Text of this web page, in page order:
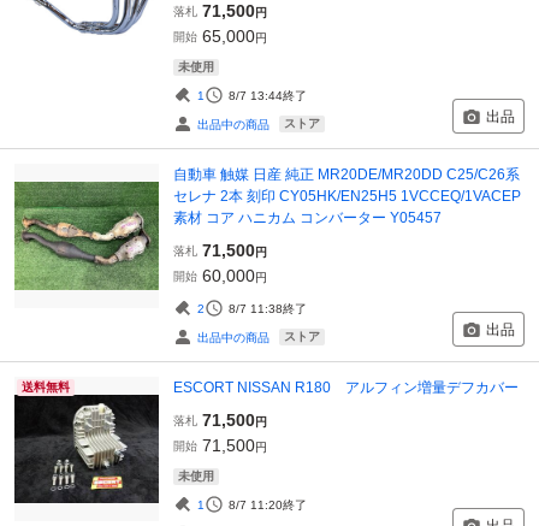
落札 71,500円
開始 65,000円
未使用
1 8/7 13:44終了
出品中の商品 ストア 出品
自動車 触媒 日産 純正 MR20DE/MR20DD C25/C26系
セレナ 2本 刻印 CY05HK/EN25H5 1VCCEQ/1VACEP
素材 コア ハニカム コンバーター Y05457
落札 71,500円
開始 60,000円
2 8/7 11:38終了
出品中の商品 ストア 出品
送料無料 ESCORT NISSAN R180 アルフィン増量デフカバー
落札 71,500円
開始 71,500円
未使用
1 8/7 11:20終了